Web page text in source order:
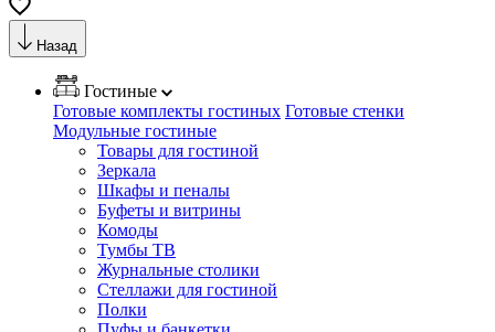
Назад
Гостиные
Готовые комплекты гостиных Готовые стенки
Модульные гостиные
Товары для гостиной
Зеркала
Шкафы и пеналы
Буфеты и витрины
Комоды
Тумбы ТВ
Журнальные столики
Стеллажи для гостиной
Полки